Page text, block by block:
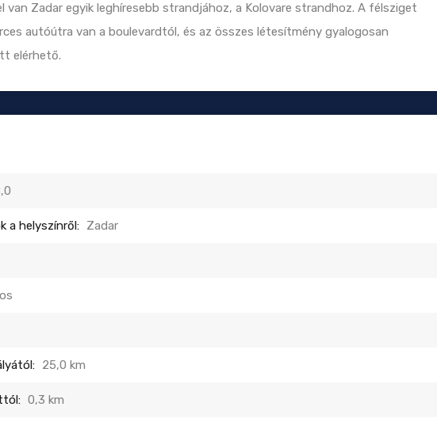
van Zadar egyik leghíresebb strandjához, a Kolovare strandhoz. A félsziget
autóútra van a boulevardtól, és az összes létesítmény gyalogosan
elérhető.
a helyszínről: Zadar
25,0 km
0,3 km